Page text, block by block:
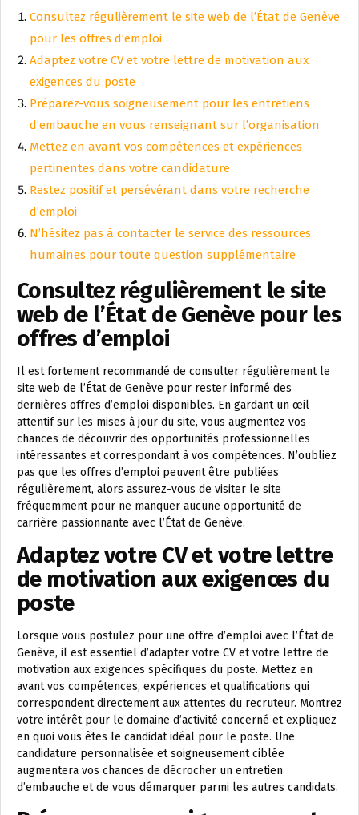
Consultez régulièrement le site web de l’État de Genève
pour les offres d’emploi
Adaptez votre CV et votre lettre de motivation aux
exigences du poste
Préparez-vous soigneusement pour les entretiens
d’embauche en vous renseignant sur l’organisation
Mettez en avant vos compétences et expériences
pertinentes dans votre candidature
Restez positif et persévérant dans votre recherche
d’emploi
N’hésitez pas à contacter le service des ressources
humaines pour toute question supplémentaire
Consultez régulièrement le site
web de l’État de Genève pour les
offres d’emploi
Il est fortement recommandé de consulter régulièrement le
site web de l’État de Genève pour rester informé des
dernières offres d’emploi disponibles. En gardant un œil
attentif sur les mises à jour du site, vous augmentez vos
chances de découvrir des opportunités professionnelles
intéressantes et correspondant à vos compétences. N’oubliez
pas que les offres d’emploi peuvent être publiées
régulièrement, alors assurez-vous de visiter le site
fréquemment pour ne manquer aucune opportunité de
carrière passionnante avec l’État de Genève.
Adaptez votre CV et votre lettre
de motivation aux exigences du
poste
Lorsque vous postulez pour une offre d’emploi avec l’État de
Genève, il est essentiel d’adapter votre CV et votre lettre de
motivation aux exigences spécifiques du poste. Mettez en
avant vos compétences, expériences et qualifications qui
correspondent directement aux attentes du recruteur. Montrez
votre intérêt pour le domaine d’activité concerné et expliquez
en quoi vous êtes le candidat idéal pour le poste. Une
candidature personnalisée et soigneusement ciblée
augmentera vos chances de décrocher un entretien
d’embauche et de vous démarquer parmi les autres candidats.